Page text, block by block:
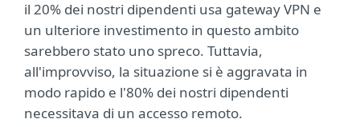
il 20% dei nostri dipendenti usa gateway VPN e
un ulteriore investimento in questo ambito
sarebbero stato uno spreco. Tuttavia,
all'improvviso, la situazione si è aggravata in
modo rapido e l'80% dei nostri dipendenti
necessitava di un accesso remoto.